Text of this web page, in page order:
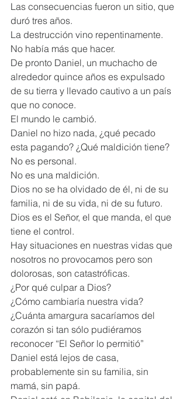
Las consecuencias fueron un sitio, que
duró tres años.
La destrucción vino repentinamente.
No había más que hacer.
De pronto Daniel, un muchacho de
alrededor quince años es expulsado
de su tierra y llevado cautivo a un país
que no conoce.
El mundo le cambió.
Daniel no hizo nada, ¿qué pecado
esta pagando? ¿Qué maldición tiene?
No es personal.
No es una maldición.
Dios no se ha olvidado de él, ni de su
familia, ni de su vida, ni de su futuro.
Dios es el Señor, el que manda, el que
tiene el control.
Hay situaciones en nuestras vidas que
nosotros no provocamos pero son
dolorosas, son catastróficas.
¿Por qué culpar a Dios?
¿Cómo cambiaría nuestra vida?
¿Cuánta amargura sacaríamos del
corazón si tan sólo pudiéramos
reconocer “El Señor lo permitió”
Daniel está lejos de casa,
probablemente sin su familia, sin
mamá, sin papá.